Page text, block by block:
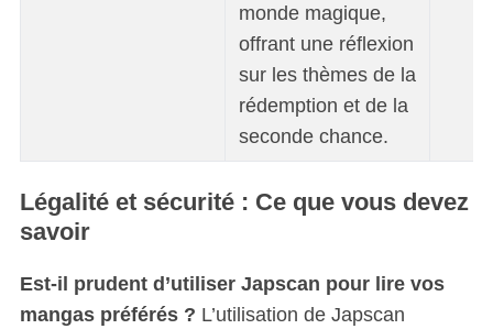
monde magique,
offrant une réflexion
sur les thèmes de la
rédemption et de la
seconde chance.
Légalité et sécurité : Ce que vous devez
savoir
Est-il prudent d’utiliser Japscan pour lire vos
mangas préférés ? L’utilisation de Japscan